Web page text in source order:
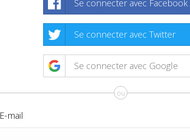
Se connecter avec Facebook
Se connecter avec Twitter
Se connecter avec Google
ou
E-mail